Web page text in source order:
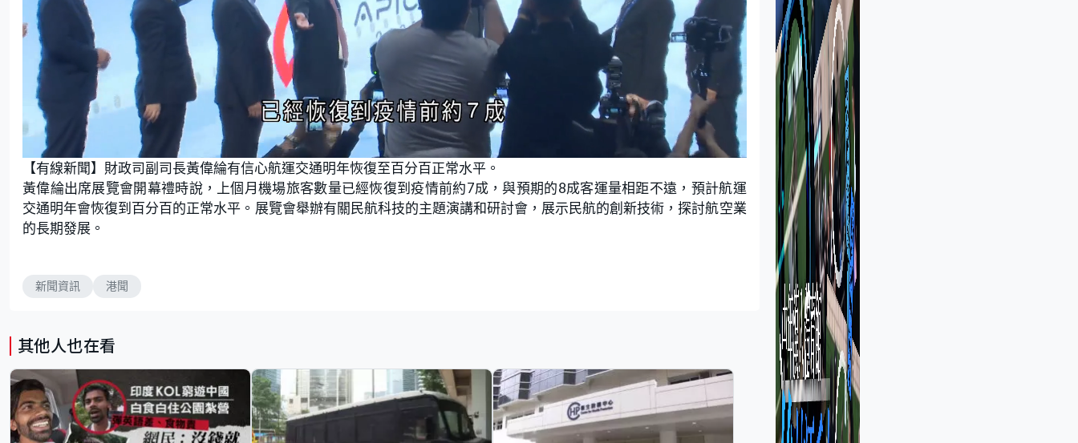
n
m
u
t
e
L
a
d
e
d
:
7
2
【有線新聞】財政司副司長黃偉綸有信心航運交通明年恢復至百分百正常水平。
黃偉綸出席展覽會開幕禮時說，上個月機場旅客數量已經恢復到疫情前約7成，與預期的8成客運量相距不遠，預計航運
交通明年會恢復到百分百的正常水平。展覽會舉辦有關民航科技的主題演講和研討會，展示民航的創新技術，探討航空業
的長期發展。
新聞資訊 港聞
其他人也在看